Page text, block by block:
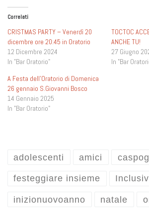
Correlati
CRISTMAS PARTY – Venerdì 20
dicembre ore 20:45 in Oratorio
12 Dicembre 2024
In "Bar Oratorio"
TOCTOC
ANCHE TU!
27 Giugno
In "Bar
A Festa dell’Oratorio di Domenica
26 gennaio S.Giovanni Bosco
14 Gennaio 2025
In "Bar Oratorio"
adolescenti amici
festeggiare insieme
inizionuovoanno natale